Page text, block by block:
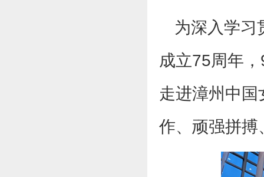
为深入学习
成立75周年
走进漳州中国
作、顽强拼搏